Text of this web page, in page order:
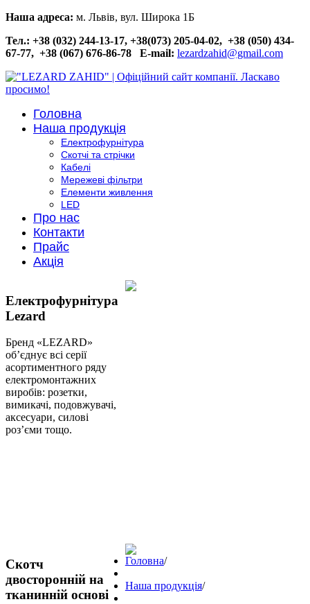
Наша адреса: м. Львів, вул. Широка 1Б
Тел.: +38 (032) 244-13-17, +38(073) 205-04-02, +38 (050) 434-
67-77, +38 (067) 676-86-78
E-mail: lezardzahid@gmail.com
Головна
Наша продукція
Електрофурнітура
Скотчі та стрічки
Кабелі
Мережеві фільтри
Елементи живлення
LED
Про нас
Контакти
Прайс
Акція
Електрофурнітура
Lezard
Бренд «LEZARD»
об’єднує всі серії
асортиментного ряду
електромонтажних
виробів: розетки,
вимикачі, подовжувачі,
аксесуари, силові
роз’єми тощо.
Скотч
двосторонній на
тканинній основі
Головна/
Наша продукція/